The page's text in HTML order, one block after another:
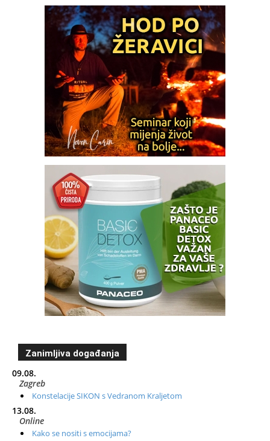
Zanimljiva događanja
09.08.
Zagreb
Konstelacije SIKON s Vedranom Kraljetom
13.08.
Online
Kako se nositi s emocijama?